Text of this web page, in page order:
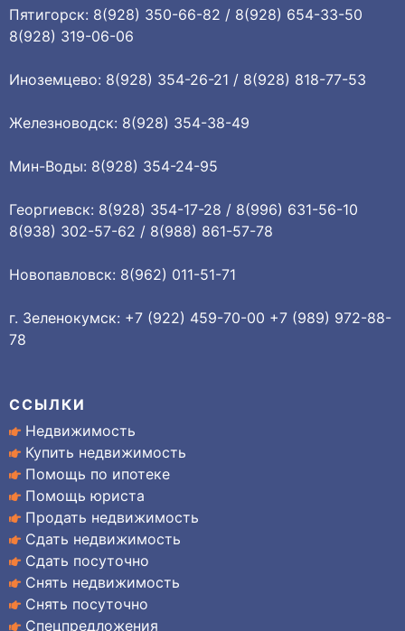
Пятигорск: 8(928) 350-66-82 / 8(928) 654-33-50
8(928) 319-06-06
Иноземцево: 8(928) 354-26-21 / 8(928) 818-77-53
Железноводск: 8(928) 354-38-49
Мин-Воды: 8(928) 354-24-95
Георгиевск: 8(928) 354-17-28 / 8(996) 631-56-10
8(938) 302-57-62 / 8(988) 861-57-78
Новопавловск: 8(962) 011-51-71
г. Зеленокумск: +7 (922) 459-70-00 +7 (989) 972-88-
78
ССЫЛКИ
Недвижимость
Купить недвижимость
Помощь по ипотеке
Помощь юриста
Продать недвижимость
Сдать недвижимость
Сдать посуточно
Снять недвижимость
Снять посуточно
Спецпредложения